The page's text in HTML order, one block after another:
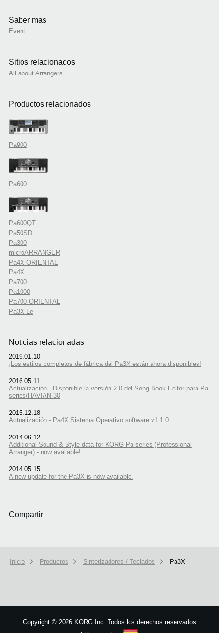
Saber mas
Event
Sitios relacionados
All about Arrangers
Productos relacionados
Pa900
Pa600
Pa600QT
Pa50SD
Pa300
microARRANGER
Pa4X ORIENTAL
Pa4X
Pa700
Pa1000
Pa700 ORIENTAL
Pa3X Le
Noticias relacionadas
2019.01.10
¡Los estilos completos de fábrica del Pa3X están ahora disponibles!
2016.05.11
Actualización - Disponible la versión 2.0 del Song Book Editor para Pa
series/HAVIAN 30
2015.12.18
Actualización - Pa4X Sistema Operativo software v1.1.0
2014.06.12
Additional Sound & Style data for KORG Pa-series (Professional
Arranger) - now available!
2014.05.15
A new update for the Pa3X is now available.
Compartir
Inicio Productos Sintetizadores / Teclados Pa3X
Copyright © 2026 KORG Inc. Todos los derechos reservados
Got it